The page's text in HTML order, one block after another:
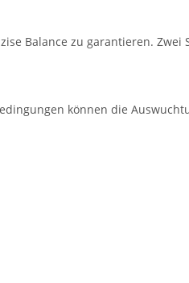
Balance zu garantieren.
können die